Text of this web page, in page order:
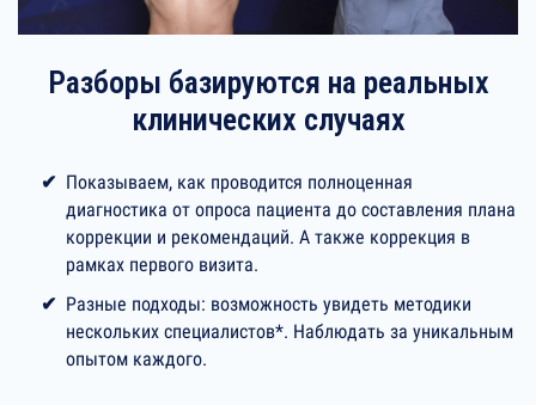
Разборы базируются на реальных
клинических случаях
Показываем, как проводится полноценная
диагностика от опроса пациента до составления плана
коррекции и рекомендаций. А также коррекция в
рамках первого визита.
Разные подходы: возможность увидеть методики
нескольких специалистов*. Наблюдать за уникальным
опытом каждого.